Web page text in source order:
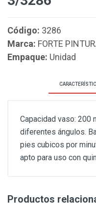
Código: 3286
Marca: FORTE
Empaque: Unidad
Capacidad vaso: 200
diferentes ángulos.
pies cubicos por
apto para uso con
Productos